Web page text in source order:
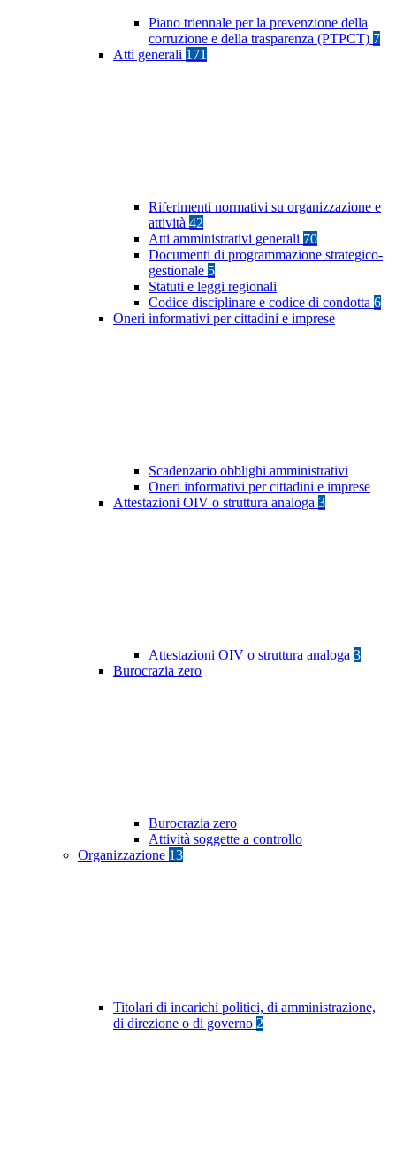
Piano triennale per la prevenzione della
corruzione e della trasparenza (PTPCT) 7
Atti generali 171
Riferimenti normativi su organizzazione e
attività 42
Atti amministrativi generali 70
Documenti di programmazione strategico-
gestionale 5
Statuti e leggi regionali
Codice disciplinare e codice di condotta 6
Oneri informativi per cittadini e imprese
Scadenzario obblighi amministrativi
Oneri informativi per cittadini e imprese
Attestazioni OIV o struttura analoga 3
Attestazioni OIV o struttura analoga 3
Burocrazia zero
Burocrazia zero
Attività soggette a controllo
Organizzazione 13
Titolari di incarichi politici, di amministrazione,
di direzione o di governo 2